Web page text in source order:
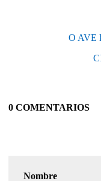
O AVE
0 COMENTARIOS
Nombre